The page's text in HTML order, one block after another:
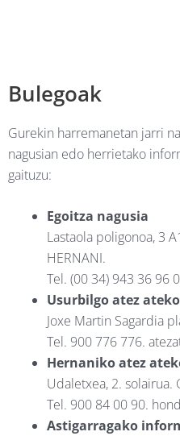
Bulegoak
Gurekin harremanetan jarri
nagusian edo herrietako
gaituzu:
Egoitza nagusia
Lastaola poligonoa, 3
HERNANI.
Tel. (00 34) 943 36 96
Usurbilgo atez
Joxe Martin Sagardia
Tel. 900 776 776.
Hernaniko atez
Udaletxea, 2. solairua.
Tel. 900 84 00 90.
Astigarragako